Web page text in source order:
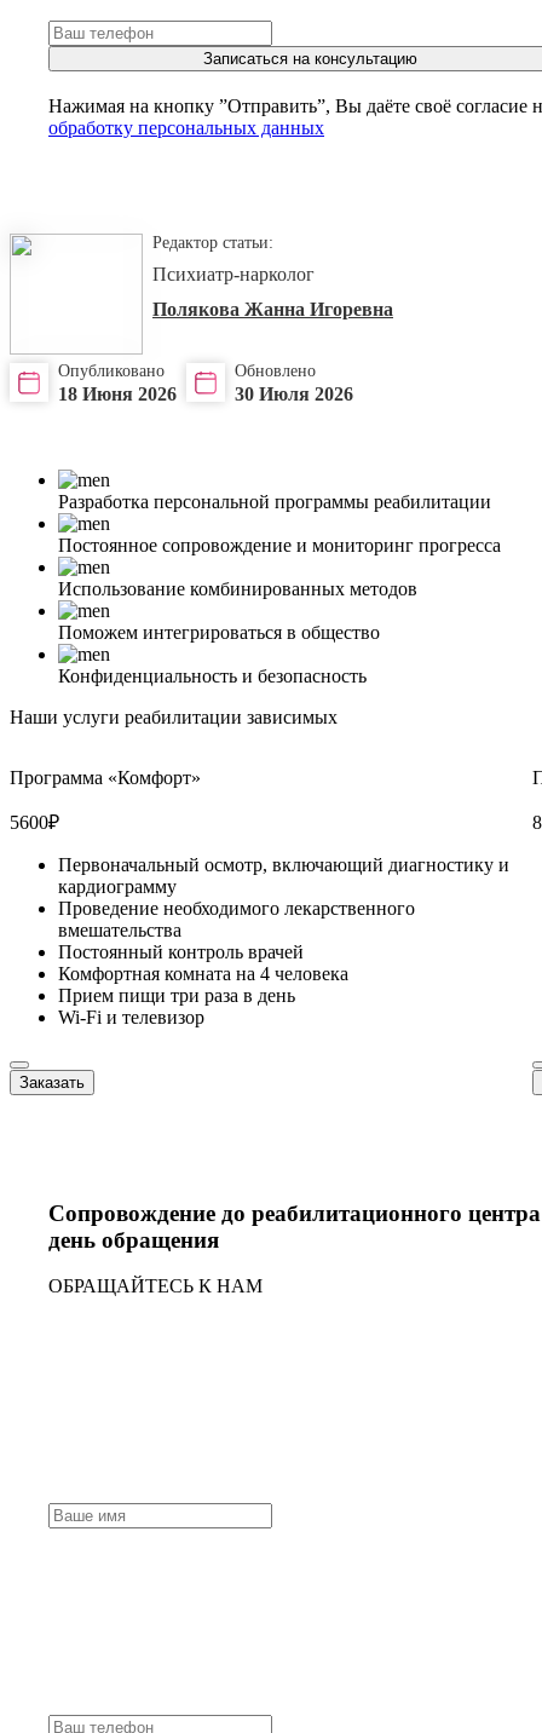
Записаться на консультацию
Нажимая на кнопку ”Отправить”, Вы даёте своё согласие
обработку персональных данных
Редактор статьи:
Психиатр-нарколог
Полякова Жанна Игоревна
Опубликовано
18 Июня 2026
Обновлено
30 Июля 2026
Разработка персональной программы реабилитации
Постоянное сопровождение и мониторинг прогресса
Использование комбинированных методов
Поможем интегрироваться в общество
Конфиденциальность и безопасность
Наши услуги реабилитации зависимых
Программа «Комфорт»
5600₽
Первоначальный осмотр, включающий диагностику и
кардиограмму
Проведение необходимого лекарственного
вмешательства
Постоянный контроль врачей
Комфортная комната на 4 человека
Прием пищи три раза в день
Wi-Fi и телевизор
Заказать
Сопровождение до реабилитационного
день обращения
ОБРАЩАЙТЕСЬ К НАМ